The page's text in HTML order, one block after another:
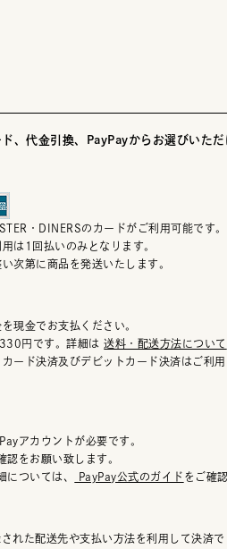
、代金引換、PayPayからお選びいただ
・DINERSのカードがご利用可能です。
は1回払いのみとなります。
次第に商品を発送いたします。
現金でお支払ください。
円です。詳細は送料・配送方法について
ード決済及びデビットカード決済はご利
アカウントが必要です。
認をお願い致します。
については、
PayPay公式のガイド をご確
れた配送先や支払い方法を利用して決済で